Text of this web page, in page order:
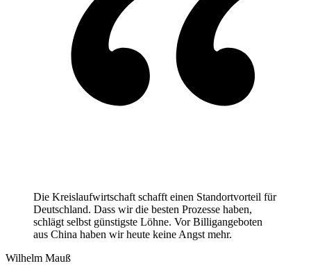
Die Kreislaufwirtschaft schafft einen Standortvorteil für
Deutschland. Dass wir die besten Prozesse haben,
schlägt selbst günstigste Löhne. Vor Billigangeboten
aus China haben wir heute keine Angst mehr.
Wilhelm Mauß